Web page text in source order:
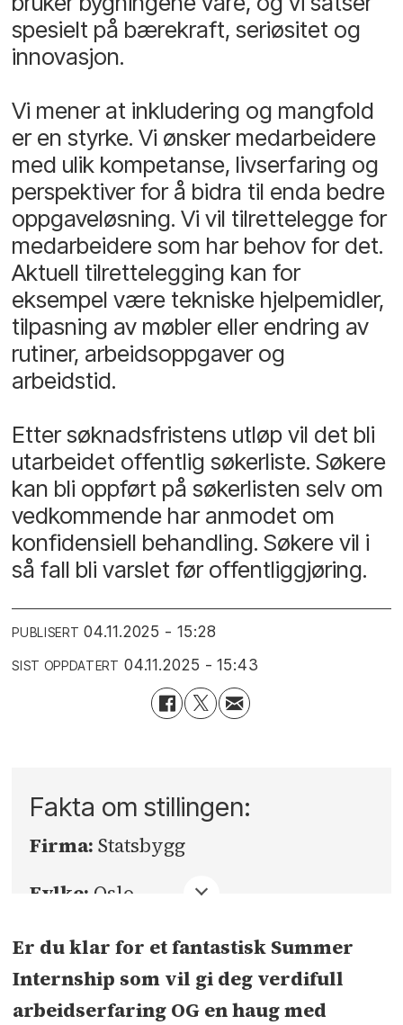
spesielt på bærekraft, seriøsitet og
innovasjon.
Vi mener at inkludering og mangfold
er en styrke. Vi ønsker medarbeidere
med ulik kompetanse, livserfaring og
perspektiver for å bidra til enda bedre
oppgaveløsning. Vi vil tilrettelegge for
medarbeidere som har behov for det.
Aktuell tilrettelegging kan for
eksempel være tekniske hjelpemidler,
tilpasning av møbler eller endring av
rutiner, arbeidsoppgaver og
arbeidstid.
Etter søknadsfristens utløp vil det bli
utarbeidet offentlig søkerliste. Søkere
kan bli oppført på søkerlisten selv om
vedkommende har anmodet om
konfidensiell behandling. Søkere vil i
så fall bli varslet før offentliggjøring.
PUBLISERT 04.11.2025 - 15:28
SIST OPPDATERT 04.11.2025 - 15:43
Fakta om stillingen:
Firma: Statsbygg
Fylke: Oslo
Sted:Oslo
Søknadsfrist:11.01.2026
Er du klar for et fantastisk Summer
Internship som vil gi deg verdifull
arbeidserfaring OG en haug med